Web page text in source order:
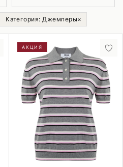
Категория: Джемперы×
АКЦИЯ